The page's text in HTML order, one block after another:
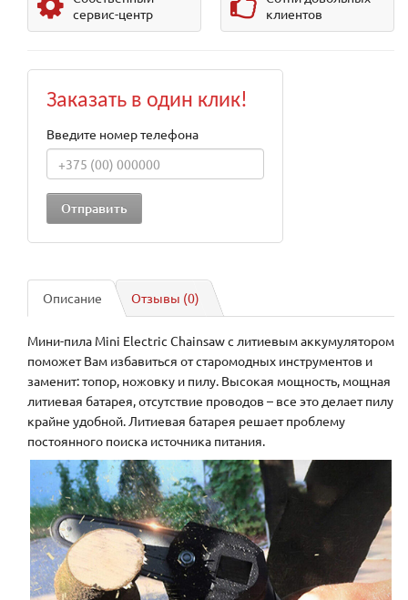
сервис-центр
клиентов
Заказать в один клик!
Введите номер телефона
Описание Отзывы (0)
Мини-пила Mini Electric Chainsaw с литиевым аккумулятором
поможет Вам избавиться от старомодных инструментов и
заменит: топор, ножовку и пилу. Высокая мощность, мощная
литиевая батарея, отсутствие проводов – все это делает пилу
крайне удобной. Литиевая батарея решает проблему
постоянного поиска источника питания.